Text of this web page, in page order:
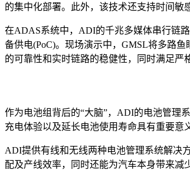
的集中化部署。此外，该技术还支持时间敏
在ADAS系统中，ADI的千兆多媒体串行链
备供电(PoC)。现场演示中，GMSL将多路
的可靠性和实时链路的稳健性，同时满足严
作为电池组背后的“大脑”，ADI的电池管理
充电体验以及延长电池使用寿命具有重要意
ADI提供有线和无线两种电池管理系统解决
配及产线效率，同时还能为汽车本身带来减